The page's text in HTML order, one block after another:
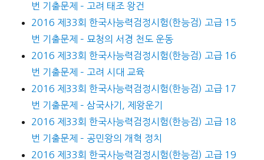
번 기출문제 – 고려 태조 왕건
2016 제33회 한국사능력검정시험(한능검) 고급 15
번 기출문제 – 묘청의 서경 천도 운동
2016 제33회 한국사능력검정시험(한능검) 고급 16
번 기출문제 – 고려 시대 교육
2016 제33회 한국사능력검정시험(한능검) 고급 17
번 기출문제 – 삼국사기, 제왕운기
2016 제33회 한국사능력검정시험(한능검) 고급 18
번 기출문제 – 공민왕의 개혁 정치
2016 제33회 한국사능력검정시험(한능검) 고급 19